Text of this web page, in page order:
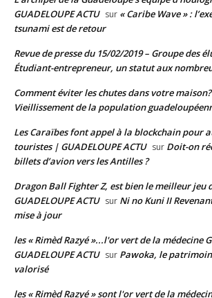
GUADELOUPE ACTU sur « Caribe Wave » :
tsunami est de retour
Revue de presse du 15/02/2019 – Groupe des
Étudiant-entrepreneur, un statut aux
Comment éviter les chutes dans votre
Vieillissement de la population
Les Caraïbes font appel à la blockchain pour
touristes | GUADELOUPE ACTU sur Doit-on
billets d’avion vers les Antilles ?
Dragon Ball Fighter Z, est bien le meilleur jeu
GUADELOUPE ACTU sur Ni no Kuni II
mise à jour
les « Rimèd Razyé »...l'or vert de la médecine
GUADELOUPE ACTU sur Pawoka, le
valorisé
les « Rimèd Razyé » sont l'or vert de la